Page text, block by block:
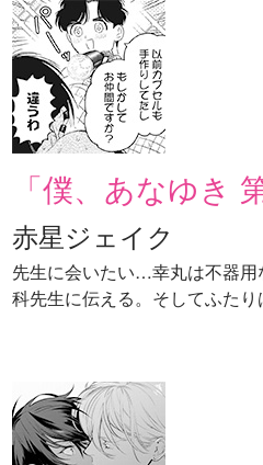
「僕、あなゆき
赤星ジェイク
先生に会いたい…幸丸は不器
科先生に伝える。そしてふた